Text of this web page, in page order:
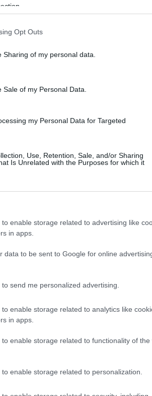
Opt Outs
of my personal data.
of my Personal Data.
my Personal Data for Targeted
Use, Retention, Sale, and/or Sharing
Is Unrelated with the Purposes for which it
enable storage related to advertising like
in apps.
data to be sent to Google for online
send me personalized advertising.
enable storage related to analytics like
in apps.
enable storage related to functionality of the
enable storage related to personalization.